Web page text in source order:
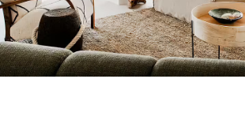
Maison Container/container House
Maison
Maison Et Appartement Vintage
On
Petite Surface
Piscine Question De
Revue De Week End
Tiny House